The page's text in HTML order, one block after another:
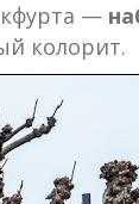
—
колорит.